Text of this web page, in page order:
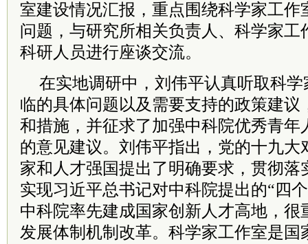
室建设情况汇报，重点围绕科学家工作
问题，与研究所相关负责人、科学家工
科研人员进行座谈交流。
在实地调研中，刘伟平认真听取科
临的具体问题以及需要支持的政策建议
和措施，并征求了加强中科院优秀青年
的意见建议。刘伟平指出，党的十九大
家和人才强国提出了明确要求，贯彻落
实现习近平总书记对中科院提出的“四
中科院率先建成国家创新人才高地，很
发展体制机制改革。科学家工作室是国